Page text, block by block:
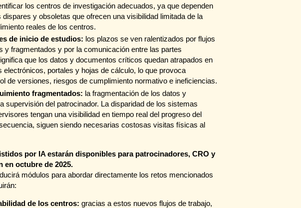
los centros de investigación adecuados, ya que dependen
dispares y obsoletas que ofrecen una visibilidad limitada de la
reales de los centros.
de inicio de estudios: los plazos se ven ralentizados por flujos
y fragmentados y por la comunicación entre las partes
que los datos y documentos críticos quedan atrapados en
electrónicos, portales y hojas de cálculo, lo que provoca
de versiones, riesgos de cumplimiento normativo e ineficiencias.
fragmentados: la fragmentación de los datos y
supervisión del patrocinador. La disparidad de los sistemas
tengan una visibilidad en tiempo real del progreso del
siguen siendo necesarias costosas visitas físicas al
por IA estarán disponibles para patrocinadores, CRO y
en octubre de 2025.
módulos para abordar directamente los retos mencionados
de los centros: gracias a estos nuevos flujos de trabajo,